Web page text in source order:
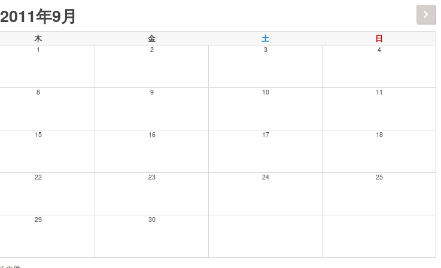
2011年9月
木 金 土 日
1 2 3 4
8 9 10 11
15 16 17 18
22 23 24 25
29 30